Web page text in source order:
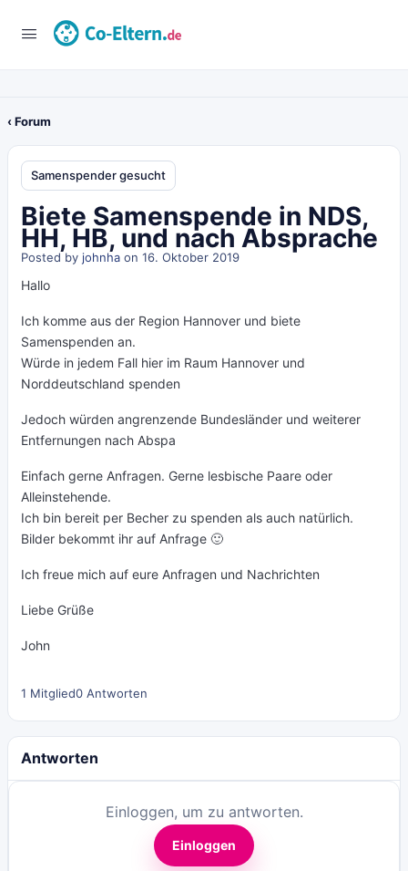
‹ Forum
Samenspender gesucht
Biete Samenspende in NDS,
HH, HB, und nach Absprache
Posted by johnha on 16. Oktober 2019
Hallo
Ich komme aus der Region Hannover und biete
Samenspenden an.
Würde in jedem Fall hier im Raum Hannover und
Norddeutschland spenden
Jedoch würden angrenzende Bundesländer und weiterer
Entfernungen nach Abspa
Einfach gerne Anfragen. Gerne lesbische Paare oder
Alleinstehende.
Ich bin bereit per Becher zu spenden als auch natürlich.
Bilder bekommt ihr auf Anfrage 🙂
Ich freue mich auf eure Anfragen und Nachrichten
Liebe Grüße
John
1 Mitglied0 Antworten
Antworten
Einloggen, um zu antworten.
Einloggen